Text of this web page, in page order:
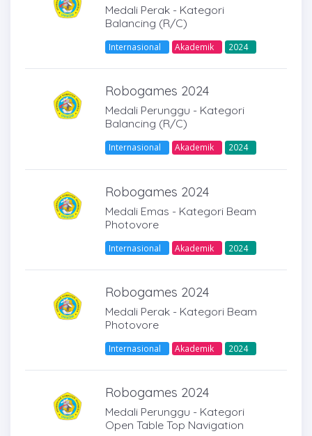
Medali Perak - Kategori
Balancing (R/C)
Internasional Akademik 2024
Robogames 2024
Medali Perunggu - Kategori
Balancing (R/C)
Internasional Akademik 2024
Robogames 2024
Medali Emas - Kategori Beam
Photovore
Internasional Akademik 2024
Robogames 2024
Medali Perak - Kategori Beam
Photovore
Internasional Akademik 2024
Robogames 2024
Medali Perunggu - Kategori
Open Table Top Navigation